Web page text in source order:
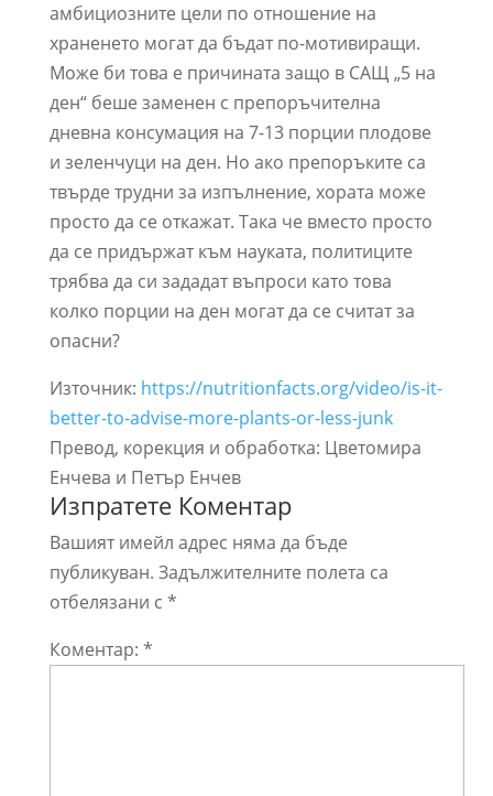
амбициозните цели по отношение на
храненето могат да бъдат по-мотивиращи.
Може би това е причината защо в САЩ „5 на
ден“ беше заменен с препоръчителна
дневна консумация на 7-13 порции плодове
и зеленчуци на ден. Но ако препоръките са
твърде трудни за изпълнение, хората може
просто да се откажат. Така че вместо просто
да се придържат към науката, политиците
трябва да си зададат въпроси като това
колко порции на ден могат да се считат за
опасни?
Източник: https://nutritionfacts.org/video/is-it-
better-to-advise-more-plants-or-less-junk
Превод, корекция и обработка: Цветомира
Енчева и Петър Енчев
Изпратете Коментар
Вашият имейл адрес няма да бъде
публикуван. Задължителните полета са
отбелязани с *
Коментар: *